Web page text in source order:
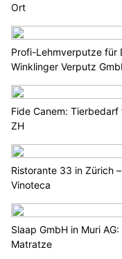
Ort
Profi-Lehmverputze für
Winklinger Verputz
Fide Canem:
ZH
Ristorante 33 in Zürich
Vinoteca
Slaap GmbH in Muri
Matratze